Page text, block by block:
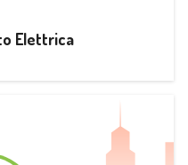
Elettrica